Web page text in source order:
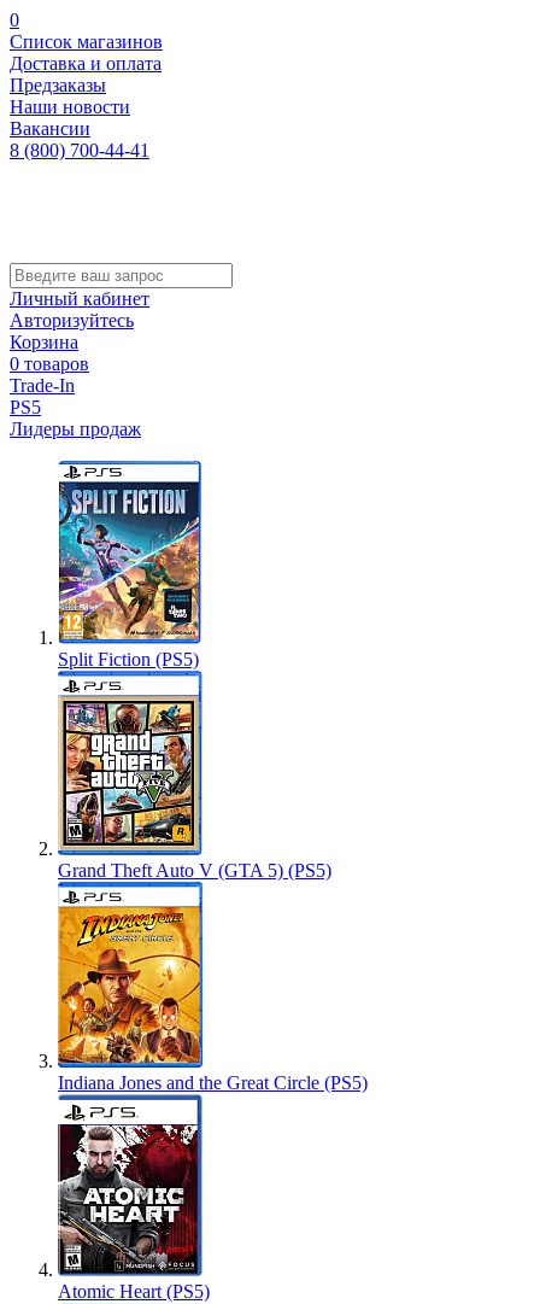
0
Список магазинов
Доставка и оплата
Предзаказы
Наши новости
Вакансии
8 (800) 700-44-41
Личный кабинет
Авторизуйтесь
Корзина
0 товаров
Trade-In
PS5
Лидеры продаж
Split Fiction (PS5)
Grand Theft Auto V (GTA 5) (PS5)
Indiana Jones and the Great Circle (PS5)
Atomic Heart (PS5)